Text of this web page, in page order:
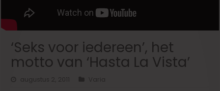
‘Seks voor iedereen’, het
motto van ‘Hasta La Vista’
augustus 2, 2011
Varia